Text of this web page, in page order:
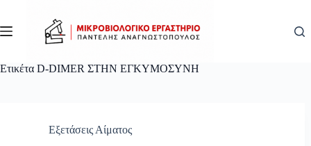
περιεχόμενο
Ετικέτα D-DIMER ΣΤΗΝ ΕΓΚΥΜΟΣΥΝΗ
Εξετάσεις Αίματος